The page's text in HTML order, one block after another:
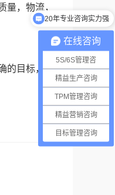
量，物流，
的目标，是
在线咨询
5S/6S管理咨
精益生产咨询
TPM管理咨询
精益营销咨询
目标管理咨询
数百家知名企业的选择